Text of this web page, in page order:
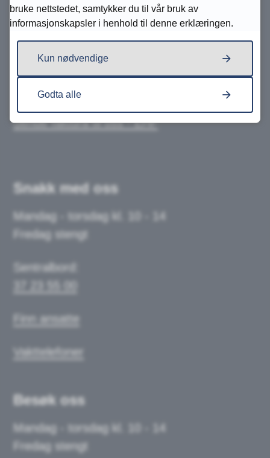
Organisasjonsnummer:
946 439 045
Bankkonto: 2904 07 01700
Sende faktura til oss - EHF
Snakk med oss
Mandag - torsdag kl. 10 - 14
Fredag stengt
Sentralbord:
Finn ansatte
Vakttelefoner
Besøk oss
Mandag - torsdag kl. 10 - 14
Fredag stengt
bruke nettstedet, samtykker du til vår bruk av
informasjonskapsler i henhold til denne erklæringen.
Kun nødvendige
Godta alle